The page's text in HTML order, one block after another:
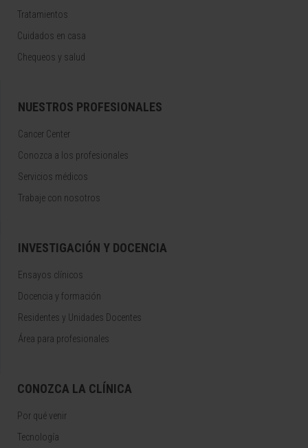
Tratamientos
Cuidados en casa
Chequeos y salud
NUESTROS PROFESIONALES
Cancer Center
Conozca a los profesionales
Servicios médicos
Trabaje con nosotros
INVESTIGACIÓN Y DOCENCIA
Ensayos clínicos
Docencia y formación
Residentes y Unidades Docentes
Área para profesionales
CONOZCA LA CLÍNICA
Por qué venir
Tecnología